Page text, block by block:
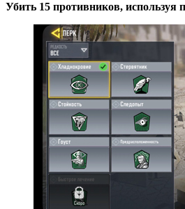
Убить 15 противников, используя